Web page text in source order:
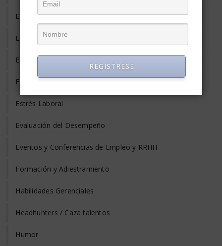
Empleo Temporal
Emprendedores
Entrevista de Trabajo
Equilibrio Vida y Trabajo
Estrés Laboral
Evaluación del Desempeño
Eventos y Conferencias de Empleo y RRHH
Formación y Adiestramiento
Habilidades Gerenciales
Headhunters / Caza talentos
Humor
REGISTRESE